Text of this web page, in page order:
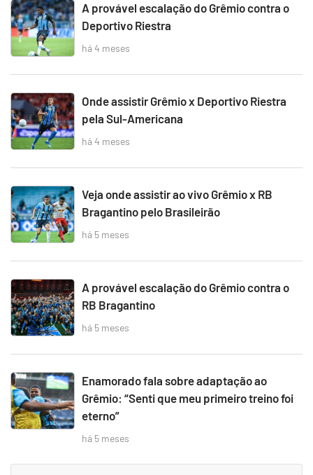
A provável escalação do Grêmio contra o
Deportivo Riestra
há 4 meses
Onde assistir Grêmio x Deportivo Riestra
pela Sul-Americana
há 4 meses
Veja onde assistir ao vivo Grêmio x RB
Bragantino pelo Brasileirão
há 5 meses
A provável escalação do Grêmio contra o
RB Bragantino
há 5 meses
Enamorado fala sobre adaptação ao
Grêmio: “Senti que meu primeiro treino foi
eterno”
há 5 meses